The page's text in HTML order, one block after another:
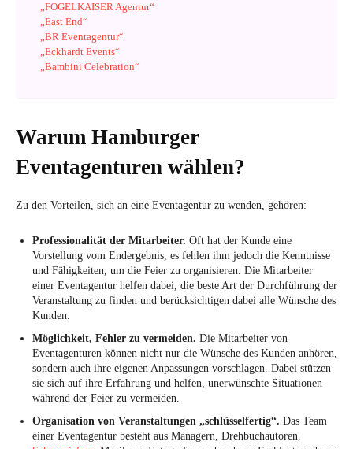
„FOGELKAISER Agentur“
„East End“
„BR Eventagentur“
„Eckhardt Events“
„Bambini Celebration“
Warum Hamburger
Eventagenturen wählen?
Zu den Vorteilen, sich an eine Eventagentur zu wenden, gehören:
Professionalität der Mitarbeiter. Oft hat der Kunde eine
Vorstellung vom Endergebnis, es fehlen ihm jedoch die Kenntnisse
und Fähigkeiten, um die Feier zu organisieren. Die Mitarbeiter
einer Eventagentur helfen dabei, die beste Art der Durchführung der
Veranstaltung zu finden und berücksichtigen dabei alle Wünsche des
Kunden.
Möglichkeit, Fehler zu vermeiden. Die Mitarbeiter von
Eventagenturen können nicht nur die Wünsche des Kunden anhören,
sondern auch ihre eigenen Anpassungen vorschlagen. Dabei stützen
sie sich auf ihre Erfahrung und helfen, unerwünschte Situationen
während der Feier zu vermeiden.
Organisation von Veranstaltungen „schlüsselfertig“. Das Team
einer Eventagentur besteht aus Managern, Drehbuchautoren,